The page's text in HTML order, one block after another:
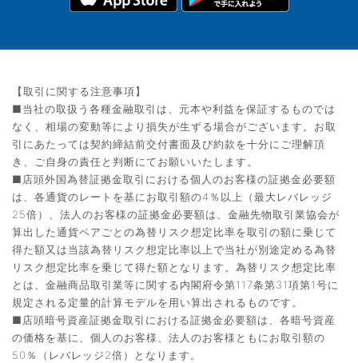
【取引に関する注意事項】
■当社の取扱う各種金融取引は、元本や利益を保証するものでは
なく、相場の変動等により損失が生ずる場合がございます。お取
引にあたっては契約締結前交付書面及び約款を十分にご理解頂
き、ご自身の責任と判断にてお願いいたします。
■店頭外国為替証拠金取引における個人のお客様の証拠金必要額
は、各通貨のレートを基にお取引額の4％以上（最大レバレッジ
25倍）、法人のお客様の証拠金必要額は、金融先物取引業協会が
算出した通貨ペアごとの為替リスク想定比率を取引の額に乗じて
得た額又は当該為替リスク想定比率以上で当社が別途定める為替
リスク想定比率を乗じて得た額となります。為替リスク想定比率
とは、金融商品取引業等に関する内閣府令第117条第31項第1号に
規定される定量的計算モデルを用い算出されるものです。
■店頭暗号資産証拠金取引における証拠金必要額は、各暗号資産
の価格を基に、個人のお客様、法人のお客様ともにお取引額の
50％（レバレッジ2倍）となります。